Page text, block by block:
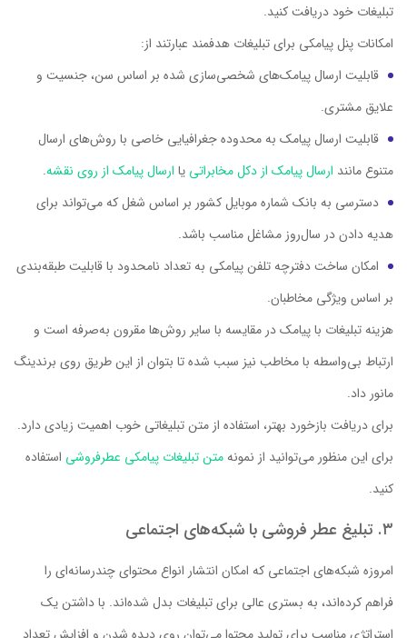
تبلیغات خود دریافت کنید.
امکانات پنل پیامکی برای تبلیغات هدفمند عبارتند از:
قابلیت ارسال پیامک‌های شخصی‌سازی شده بر اساس سن، جنسیت و
علایق مشتری.
قابلیت ارسال پیامک به محدوده جغرافیایی خاصی با روش‌های ارسال
متنوع مانند ارسال پیامک از دکل مخابراتی یا ارسال پیامک از روی نقشه.
دسترسی به بانک شماره موبایل کشور بر اساس شغل که می‌تواند برای
هدیه دادن در سال‌روز مشاغل مناسب باشد.
امکان ساخت دفترچه تلفن پیامکی به تعداد نامحدود با قابلیت طبقه‌بندی
بر اساس ویژگی مخاطبان.
هزینه تبلیغات با پیامک در مقایسه با سایر روش‌ها مقرون به‌صرفه است و
ارتباط بی‌واسطه با مخاطب نیز سبب شده تا بتوان از این طریق روی برندینگ
مانور داد.
برای دریافت بازخورد بهتر، استفاده از متن تبلیغاتی خوب اهمیت زیادی دارد.
برای این منظور می‌توانید از نمونهمتن تبلیغات پیامکی عطرفروشی استفاده
کنید.
۳. تبلیغ عطر فروشی با شبکه‌های اجتماعی
امروزه شبکه‌های اجتماعی که امکان انتشار انواع محتوای چندرسانه‌ای را
فراهم کرده‌اند، به بستری عالی برای تبلیغات بدل شده‌اند. با داشتن یک
استراتژی مناسب برای تولید محتوا می‌توان روی دیده شدن و افزایش تعداد